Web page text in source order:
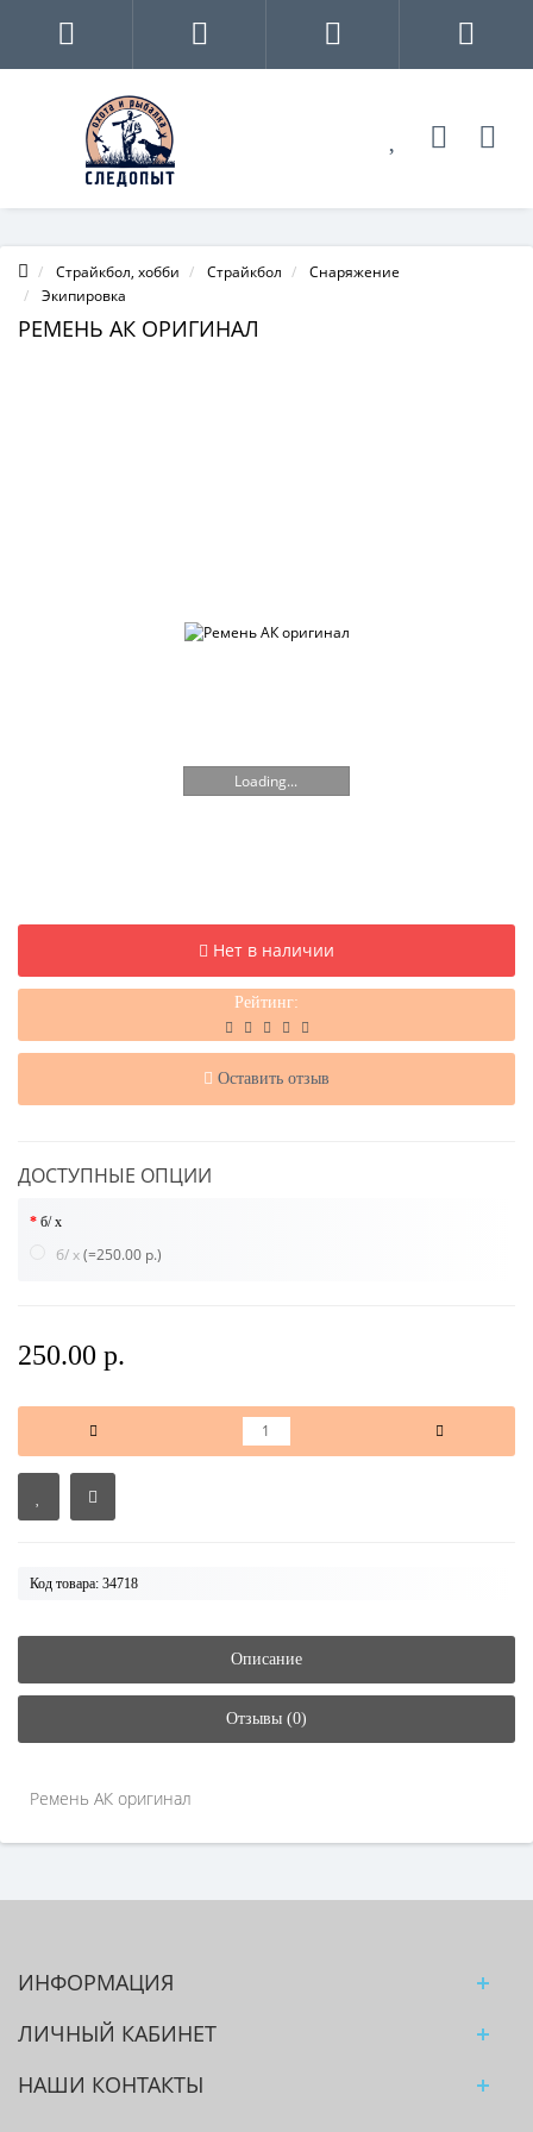
Страйкбол, хобби Страйкбол
Снаряжение
Экипировка
РЕМЕНЬ АК ОРИГИНАЛ
Loading...
Нет в наличии
Рейтинг:
Оставить отзыв
ДОСТУПНЫЕ ОПЦИИ
б/ х
б/ х(=250.00 р.)
250.00 р.
Код товара: 34718
Описание
Отзывы (0)
Ремень АК оригинал
ИНФОРМАЦИЯ
ЛИЧНЫЙ КАБИНЕТ
НАШИ КОНТАКТЫ